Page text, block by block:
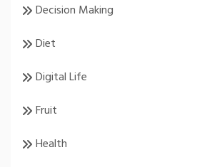
Decision Making
Diet
Digital Life
Fruit
Health